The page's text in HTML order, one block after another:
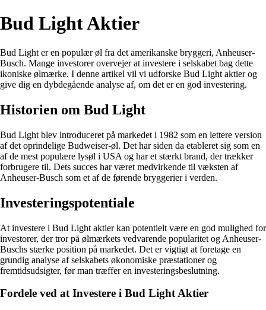
Bud Light Aktier
Bud Light er en populær øl fra det amerikanske bryggeri, Anheuser-
Busch. Mange investorer overvejer at investere i selskabet bag dette
ikoniske ølmærke. I denne artikel vil vi udforske Bud Light aktier og
give dig en dybdegående analyse af, om det er en god investering.
Historien om Bud Light
Bud Light blev introduceret på markedet i 1982 som en lettere version
af det oprindelige Budweiser-øl. Det har siden da etableret sig som en
af de mest populære lysøl i USA og har et stærkt brand, der trækker
forbrugere til. Dets succes har været medvirkende til væksten af
Anheuser-Busch som et af de førende bryggerier i verden.
Investeringspotentiale
At investere i Bud Light aktier kan potentielt være en god mulighed for
investorer, der tror på ølmærkets vedvarende popularitet og Anheuser-
Buschs stærke position på markedet. Det er vigtigt at foretage en
grundig analyse af selskabets økonomiske præstationer og
fremtidsudsigter, før man træffer en investeringsbeslutning.
Fordele ved at Investere i Bud Light Aktier